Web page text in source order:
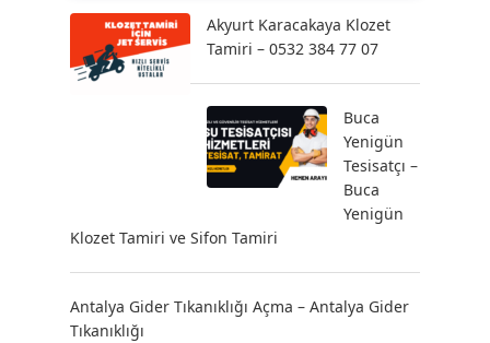
Akyurt Karacakaya Klozet
Tamiri – 0532 384 77 07
Buca
Yenigün
Tesisatçı –
Buca
Yenigün
Klozet Tamiri ve Sifon Tamiri
Antalya Gider Tıkanıklığı Açma – Antalya Gider
Tıkanıklığı